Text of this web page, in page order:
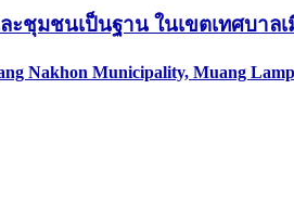
มชนเป็นฐาน ในเขตเทศบาลเ
Nakhon Municipality, Muang